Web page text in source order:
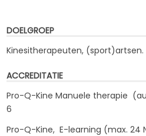
DOELGROEP
Kinesitherapeuten, (sport)artsen.
ACCREDITATIE
Pro-Q-Kine Manuele therapie
6
Pro-Q-Kine, E-learning (max.